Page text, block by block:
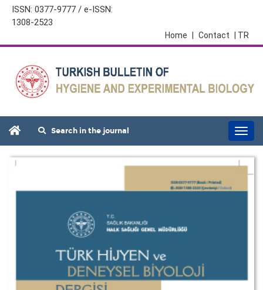
ISSN: 0377-9777 / e-ISSN:
1308-2523
| TR
Contact
Home
Search in the journal